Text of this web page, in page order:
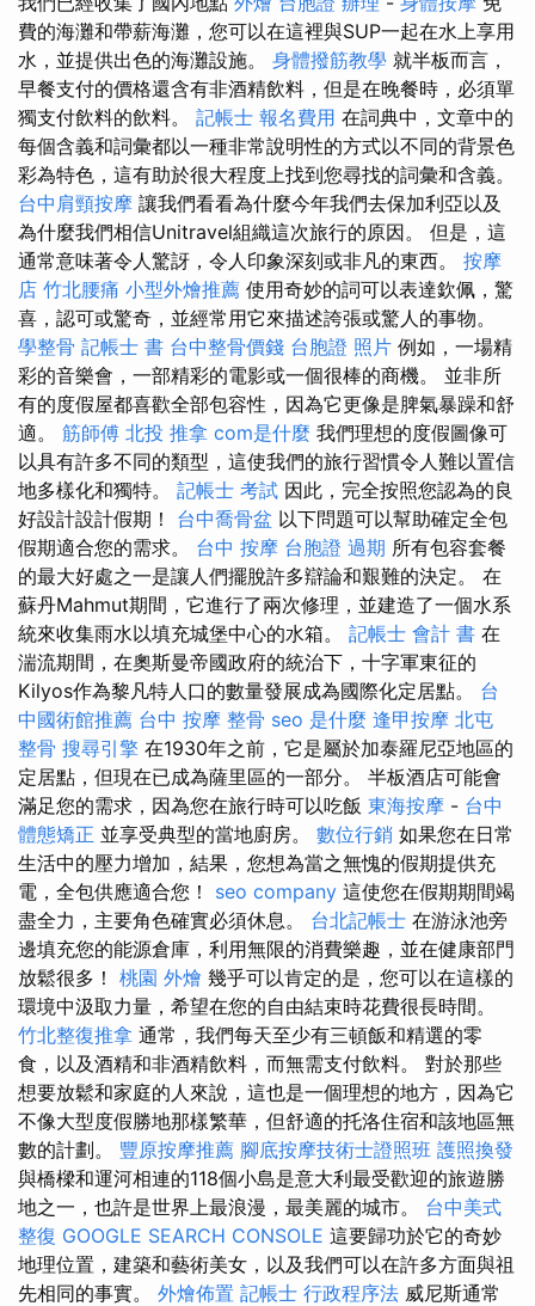
費的海灘和帶薪海灘，您可以在這裡與SUP一起在水上享用
水，並提供出色的海灘設施。 身體撥筋教學 就半板而言，
早餐支付的價格還含有非酒精飲料，但是在晚餐時，必須單
獨支付飲料的飲料。 記帳士 報名費用 在詞典中，文章中的
每個含義和詞彙都以一種非常說明性的方式以不同的背景色
彩為特色，這有助於很大程度上找到您尋找的詞彙和含義。
台中肩頸按摩 讓我們看看為什麼今年我們去保加利亞以及
為什麼我們相信Unitravel組織這次旅行的原因。 但是，這
通常意味著令人驚訝，令人印象深刻或非凡的東西。 按摩
店 竹北腰痛 小型外燴推薦 使用奇妙的詞可以表達欽佩，驚
喜，認可或驚奇，並經常用它來描述誇張或驚人的事物。
學整骨 記帳士 書 台中整骨價錢 台胞證 照片 例如，一場精
彩的音樂會，一部精彩的電影或一個很棒的商機。 並非所
有的度假屋都喜歡全部包容性，因為它更像是脾氣暴躁和舒
適。 筋師傅 北投 推拿 com是什麼 我們理想的度假圖像可
以具有許多不同的類型，這使我們的旅行習慣令人難以置信
地多樣化和獨特。 記帳士 考試 因此，完全按照您認為的良
好設計設計假期！ 台中喬骨盆 以下問題可以幫助確定全包
假期適合您的需求。 台中 按摩 台胞證 過期 所有包容套餐
的最大好處之一是讓人們擺脫許多辯論和艱難的決定。 在
蘇丹Mahmut期間，它進行了兩次修理，並建造了一個水系
統來收集雨水以填充城堡中心的水箱。 記帳士 會計 書 在
湍流期間，在奧斯曼帝國政府的統治下，十字軍東征的
Kilyos作為黎凡特人口的數量發展成為國際化定居點。 台
中國術館推薦 台中 按摩 整骨 seo 是什麼 逢甲按摩 北屯
整骨 搜尋引擎 在1930年之前，它是屬於加泰羅尼亞地區的
定居點，但現在已成為薩里區的一部分。 半板酒店可能會
滿足您的需求，因為您在旅行時可以吃飯 東海按摩 - 台中
體態矯正 並享受典型的當地廚房。 數位行銷 如果您在日常
生活中的壓力增加，結果，您想為當之無愧的假期提供充
電，全包供應適合您！ seo company 這使您在假期期間竭
盡全力，主要角色確實必須休息。 台北記帳士 在游泳池旁
邊填充您的能源倉庫，利用無限的消費樂趣，並在健康部門
放鬆很多！ 桃園 外燴 幾乎可以肯定的是，您可以在這樣的
環境中汲取力量，希望在您的自由結束時花費很長時間。
竹北整復推拿 通常，我們每天至少有三頓飯和精選的零
食，以及酒精和非酒精飲料，而無需支付飲料。 對於那些
想要放鬆和家庭的人來說，這也是一個理想的地方，因為它
不像大型度假勝地那樣繁華，但舒適的托洛住宿和該地區無
數的計劃。 豐原按摩推薦 腳底按摩技術士證照班 護照換發
與橋樑和運河相連的118個小島是意大利最受歡迎的旅遊勝
地之一，也許是世界上最浪漫，最美麗的城市。 台中美式
整復 GOOGLE SEARCH CONSOLE 這要歸功於它的奇妙
地理位置，建築和藝術美女，以及我們可以在許多方面與祖
先相同的事實。 外燴佈置 記帳士 行政程序法 威尼斯通常